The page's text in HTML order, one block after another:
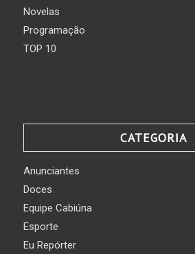
Novelas
Programação
TOP 10
CATEGORIA
Anunciantes
Doces
Equipe Cabiúna
Esporte
Eu Repórter